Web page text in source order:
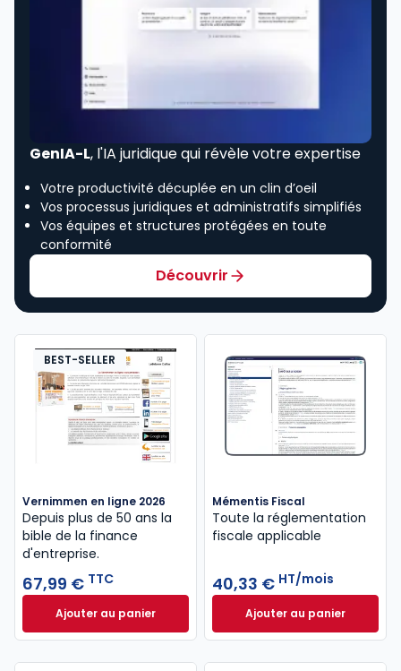
GenIA-L, l'IA juridique qui révèle votre expertise
Votre productivité décuplée en un clin d’oeil
Vos processus juridiques et administratifs simplifiés
Vos équipes et structures protégées en toute
conformité
Découvrir
BEST-SELLER
Vernimmen en ligne 2026
Depuis plus de 50 ans la
bible de la finance
d'entreprise.
67,99 € TTC
Ajouter au panierVernimmen en ligne 2026 à 67,99 € TTC
Mémentis Fiscal
Toute la réglementation
fiscale applicable
40,33 € HT/mois
Ajouter au panier
Mémentis Fiscal